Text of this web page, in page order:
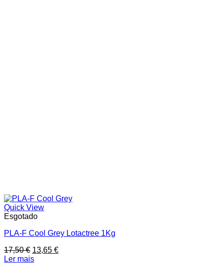
Quick View
Esgotado
PLA-F Cool Grey Lotactree 1Kg
17,50€ O
preço
13,65 €O
Ler mais